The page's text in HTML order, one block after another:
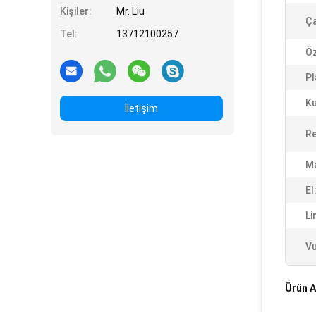
Kişiler:
Mr. Liu
Tel:
13712100257
İletişim
El:
Ürün